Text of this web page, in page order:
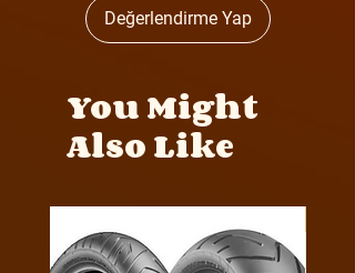
Değerlendirme Yap
You Might
Also Like